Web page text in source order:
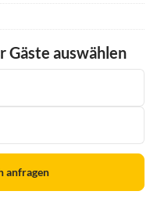
Gäste auswählen
anfragen